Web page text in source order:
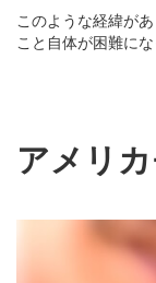
このような経緯が
こと自体が困難にな
アメリ